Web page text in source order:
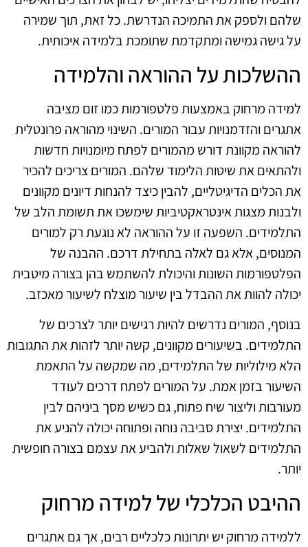
שלהם ולספק את התמיכה הנדרשת. כל זאת, תוך שמירה
על גישה גמישה ומתקדמת שתומכת בלמידה איכותית.
ההשלכות על ההוראה והלמידה
למידה מרחוק באמצעות פלטפורמות כמו זום מציבה
אתגרים והזדמנויות עבור המורים. השינוי מהוראה פרונטלית
להוראה מקוונת דורש מהמורים לפתח מיומנויות חדשות
ולהתאים את שיטות הלימוד שלהם. המורים צריכים להכיר
את הכלים הדיגיטליים, להבין כיצד להנחות דיונים מקוונים
ולבנות מצגות אינטראקטיביות שימשכו את תשומת הלב של
התלמידים. השפעה זו על ההוראה לא נוגעת רק למורים
המנוסים, אלא גם לאלה בתחילת דרכם. ההבנה של
הפלטפורמות השונות והיכולת להשתמש בהן בצורה מיטבית
יכולה להוות את ההבדל בין שיעור מוצלח לשיעור מאכזב.
בנוסף, המורים נדרשים להיות רגישים יותר לצרכים של
התלמידים. בשיעורים מקוונים, קשה יותר לזהות את התגובות
הלא מילוליות של התלמידים, מה שמקשה על התאמת
השיעור בזמן אמת. על המורים לפתח דרכים לעודד
מעורבות וליצור שיח פתוח, גם כשיש מסך ביניהם לבין
התלמידים. יצירת סביבה נוחה ופתוחה יכולה להניע את
התלמידים לשאול שאלות ולהביע את עצמם בצורה חופשית
יותר.
ההיבט הכלכלי של למידה מרחוק
ללמידה מרחוק יש יתרונות כלכליים רבים, אך גם אתגרים